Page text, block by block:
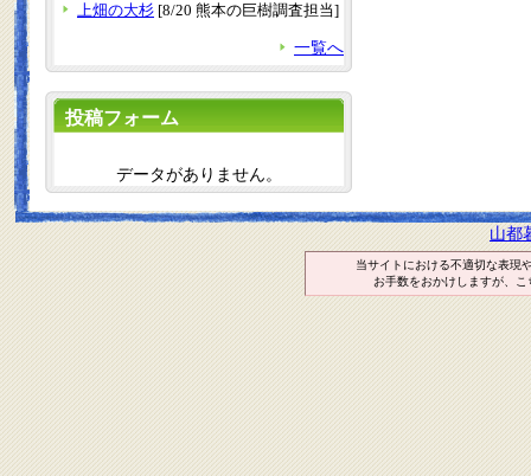
上畑の大杉 [8/20 熊本の巨樹調査担当]
一覧へ
投稿フォーム
データがありません。
山都
当サイトにおける不適切な表現
お手数をおかけしますが、こ